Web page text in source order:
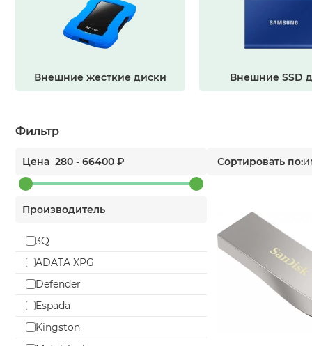
Внешние жесткие диски Внешние SSD
Фильтр
Цена 280 - 66400 ₽
Производитель
3Q
ADATA XPG
Defender
Espada
Kingston
Сортировать по: